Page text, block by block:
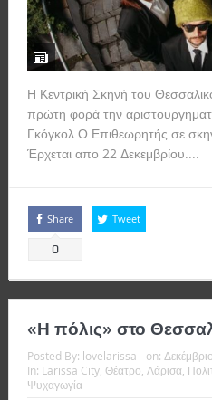
Η Κεντρική Σκηνή του
πρώτη φορά την
Γκόγκολ Ο Επιθεωρητής σε
Έρχεται απο 22 Δεκεμβρίου....
Share
0
Tweet
«Η πόλις» στο
Posted By: lovelarissa on:
In: Larissa City, Θέατρο, Λάρισα,
Ψυχαγωγία